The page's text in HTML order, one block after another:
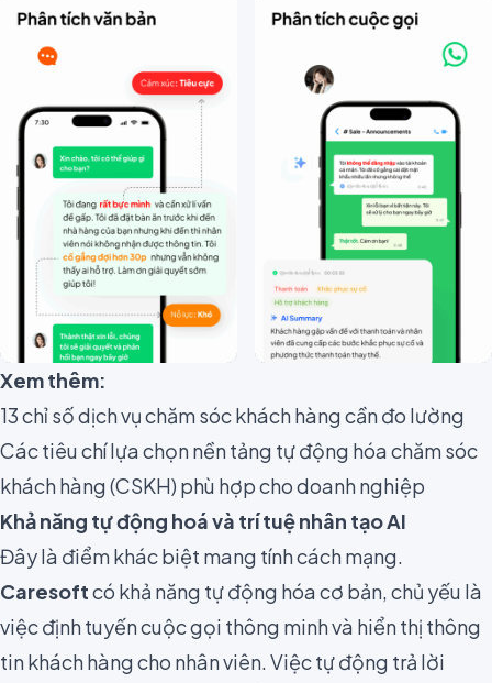
Xem thêm:
13 chỉ số dịch vụ chăm sóc khách hàng cần đo lường
Các tiêu chí lựa chọn nền tảng tự động hóa chăm sóc
khách hàng (CSKH) phù hợp cho doanh nghiệp
Khả năng tự động hoá và trí tuệ nhân tạo AI
Đây là điểm khác biệt mang tính cách mạng.
Caresoftcó khả năng tự động hóa cơ bản, chủ yếu là
việc định tuyến cuộc gọi thông minh và hiển thị thông
tin khách hàng cho nhân viên. Việc tự động trả lời